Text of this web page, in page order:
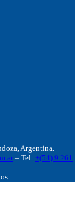
Argentina.
– Tel: +(54) 9 261